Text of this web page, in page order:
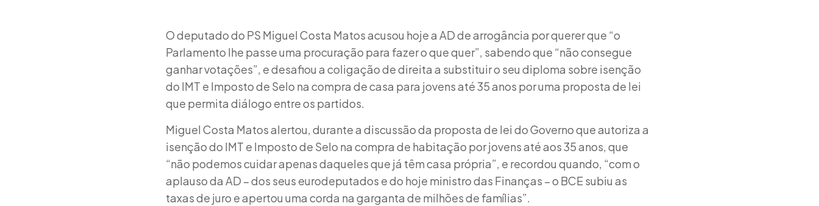
O deputado do PS Miguel Costa Matos acusou hoje a AD de arrogância por querer que “o
Parlamento lhe passe uma procuração para fazer o que quer”, sabendo que “não consegue
ganhar votações”, e desafiou a coligação de direita a substituir o seu diploma sobre isenção
do IMT e Imposto de Selo na compra de casa para jovens até 35 anos por uma proposta de lei
que permita diálogo entre os partidos.
Miguel Costa Matos alertou, durante a discussão da proposta de lei do Governo que autoriza a
isenção do IMT e Imposto de Selo na compra de habitação por jovens até aos 35 anos, que
“não podemos cuidar apenas daqueles que já têm casa própria”, e recordou quando, “com o
aplauso da AD – dos seus eurodeputados e do hoje ministro das Finanças – o BCE subiu as
taxas de juro e apertou uma corda na garganta de milhões de famílias”.